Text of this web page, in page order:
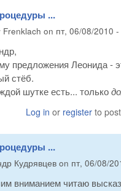
...
on пт, 06/08/2010
предложения Леонида -
стёб.
шутке есть... только
Log in or register to
...
Кудрявцев on пт, 06/08/
вниманием читаю